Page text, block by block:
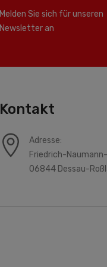
Melden Sie sich für unseren
Newsletter an
Kontakt
Adresse:
Friedrich-
06844 Dessau-